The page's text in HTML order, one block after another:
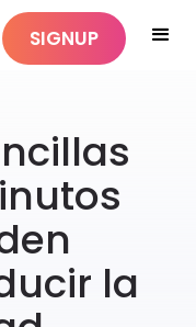
SIGNUP
la